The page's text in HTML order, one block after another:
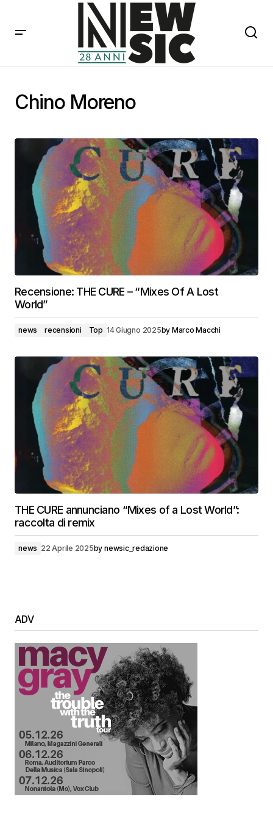
Chino Moreno
Recensione: THE CURE – “Mixes Of A Lost
World”
news recensioni Top 14 Giugno 2025by Marco Macchi
THE CURE annunciano “Mixes of a Lost World”:
raccolta di remix
news 22 Aprile 2025by newsic_redazione
ADV